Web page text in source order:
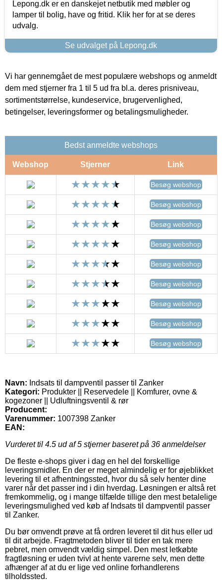
Lepong.dk er en danskejet netbutik med møbler og
lamper til bolig, have og fritid. Klik her for at se deres
udvalg.
Se udvalget på Lepong.dk
Vi har gennemgået de mest populære webshops og anmeldt
dem med stjerner fra 1 til 5 ud fra bl.a. deres prisniveau,
sortimentstørrelse, kundeservice, brugervenlighed,
betingelser, leveringsformer og betalingsmuligheder.
Bedst anmeldte webshops
Webshop Stjerner Link
Besøg webshop
Besøg webshop
Besøg webshop
Besøg webshop
Besøg webshop
Besøg webshop
Besøg webshop
Besøg webshop
Besøg webshop
Navn: Indsats til dampventil passer til Zanker
Kategori: Produkter || Reservedele || Komfurer, ovne &
kogezoner || Udluftningsventil & rør
Producent:
Varenummer: 1007398 Zanker
EAN:
Vurderet til 4.5 ud af 5 stjerner baseret på 36 anmeldelser
De fleste e-shops giver i dag en hel del forskellige
leveringsmidler. En der er meget almindelig er for øjeblikket
levering til et afhentningssted, hvor du så selv henter dine
varer når det passer ind i din hverdag. Løsningen er altså ret
fremkommelig, og i mange tilfælde tillige den mest betalelige
leveringsmulighed ved køb af Indsats til dampventil passer
til Zanker.
Du bør omvendt prøve at få ordren leveret til dit hus eller ud
til dit arbejde. Fragtmetoden bliver til tider en tak mere
pebret, men omvendt vældig simpel. Den mest letkøbte
fragtløsning er uden tvivl at hente varerne selv, men dette
afhænger af at du er lige ved online forhandlerens
tilholdssted.